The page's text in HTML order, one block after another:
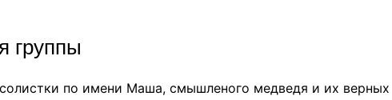
группы
солистки по имени Маша, смышленого медведя и их верных